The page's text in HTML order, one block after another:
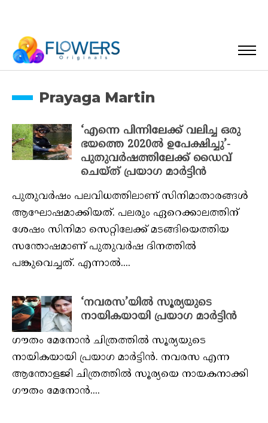
Prayaga Martin
‘എന്നെ പിന്നിലേക്ക് വലിച്ച ഒരു
ഭയത്തെ 2020ൽ ഉപേക്ഷിച്ചു’-
പുതുവർഷത്തിലേക്ക് ഡൈവ്
ചെയ്ത് പ്രയാഗ മാർട്ടിൻ
പുതുവർഷം പലവിധത്തിലാണ് സിനിമാതാരങ്ങൾ
ആഘോഷമാക്കിയത്. പലരും ഏറെക്കാലത്തിന്
ശേഷം സിനിമാ സെറ്റിലേക്ക് മടങ്ങിയെത്തിയ
സന്തോഷമാണ് പുതുവർഷ ദിനത്തിൽ
പങ്കുവെച്ചത്. എന്നാൽ....
‘നവരസ’യിൽ സൂര്യയുടെ
നായികയായി പ്രയാഗ മാർട്ടിൻ
ഗൗതം മേനോൻ ചിത്രത്തിൽ സൂര്യയുടെ
നായികയായി പ്രയാഗ മാർട്ടിൻ. നവരസ എന്ന
ആന്തോളജി ചിത്രത്തിൽ സൂര്യയെ നായകനാക്കി
ഗൗതം മേനോൻ....